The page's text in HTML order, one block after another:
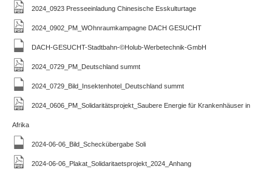
2024_0923 Presseeinladung Chinesische Esskulturtage
2024_0902_PM_WOhnraumkampagne DACH GESUCHT
DACH-GESUCHT-Stadtbahn-©Holub-Werbetechnik-GmbH
2024_0729_PM_Deutschland summt
2024_0729_Bild_Insektenhotel_Deutschland summt
2024_0606_PM_Solidaritätsprojekt_Saubere Energie für Krankenhäuser in
Afrika
2024-06-06_Bild_Scheckübergabe Soli
2024-06-06_Plakat_Solidaritaetsprojekt_2024_Anhang